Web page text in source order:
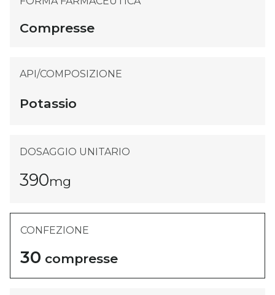
Lavora in Fulton
Compresse
API/COMPOSIZIONE
Potassio
DOSAGGIO UNITARIO
390mg
CONFEZIONE
30 compresse